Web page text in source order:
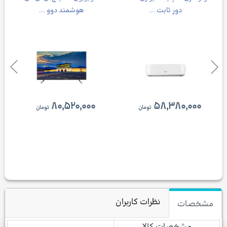
هوشمند دوو ...
۸۰,۵۲۰,۰۰۰ تومان
دور ثابت ...
۵۸,۳۸۰,۰۰۰ تومان
مشخصات نظرات کاربران